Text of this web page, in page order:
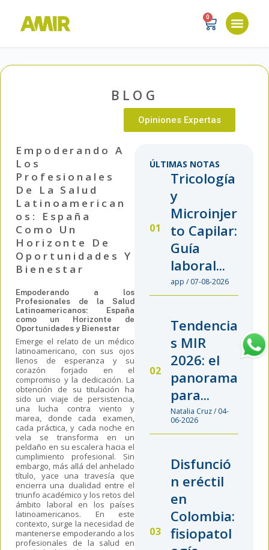
0
BLOG
Opiniones Expertas
Empoderando A
Los
Profesionales
De La Salud
Latinoamerican
Os: España
Como Un
Horizonte De
Oportunidades Y
Bienestar
Empoderando a los
Profesionales de la Salud
Latinoamericanos: España
como un Horizonte de
Oportunidades y Bienestar
Emerge el relato de un médico
latinoamericano, con sus ojos
llenos de esperanza y su
corazón forjado en el
compromiso y la dedicación. La
obtención de su titulación ha
sido un viaje de persistencia,
una lucha contra viento y
marea, donde cada examen,
cada práctica, y cada noche en
vela se transforma en un
peldaño en su escalera hacia el
cumplimiento profesional. Sin
embargo, más allá del anhelado
título, yace una travesía que
encierra una dualidad entre el
triunfo académico y los retos del
ámbito laboral en los países
latinoamericanos. En este
contexto, surge la necesidad de
mantenerse empoderando a los
profesionales de la salud en
ÚLTIMAS NOTAS
Tricología
y
Microinjer
to Capilar:
Guía
laboral...
app / 07-08-2026
Tendencia
s MIR
2026: el
panorama
para...
Natalia Cruz / 04-
06-2026
Disfunció
n eréctil
en
Colombia:
fisiopatol